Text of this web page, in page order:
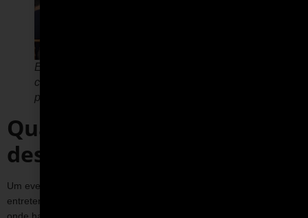
Eventos corporativos no automobilismo
começam com orientação e preparação dos
participantes
Quais são os objetivos
desse tipo de evento
Um evento corporativo no automobilismo vai muito além do
entretenimento. Ele é estruturado para criar situações práticas